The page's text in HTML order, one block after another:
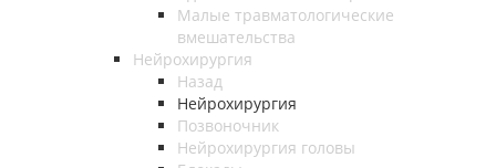
Малые травматологические
вмешательства
Нейрохирургия
Назад
Нейрохирургия
Позвоночник
Нейрохирургия головы